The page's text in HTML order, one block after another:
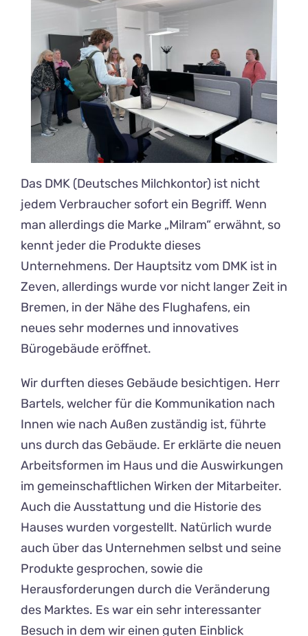
Das DMK (Deutsches Milchkontor) ist nicht
jedem Verbraucher sofort ein Begriff. Wenn
man allerdings die Marke „Milram“ erwähnt, so
kennt jeder die Produkte dieses
Unternehmens. Der Hauptsitz vom DMK ist in
Zeven, allerdings wurde vor nicht langer Zeit in
Bremen, in der Nähe des Flughafens, ein
neues sehr modernes und innovatives
Bürogebäude eröffnet.
Wir durften dieses Gebäude besichtigen. Herr
Bartels, welcher für die Kommunikation nach
Innen wie nach Außen zuständig ist, führte
uns durch das Gebäude. Er erklärte die neuen
Arbeitsformen im Haus und die Auswirkungen
im gemeinschaftlichen Wirken der Mitarbeiter.
Auch die Ausstattung und die Historie des
Hauses wurden vorgestellt. Natürlich wurde
auch über das Unternehmen selbst und seine
Produkte gesprochen, sowie die
Herausforderungen durch die Veränderung
des Marktes. Es war ein sehr interessanter
Besuch in dem wir einen guten Einblick